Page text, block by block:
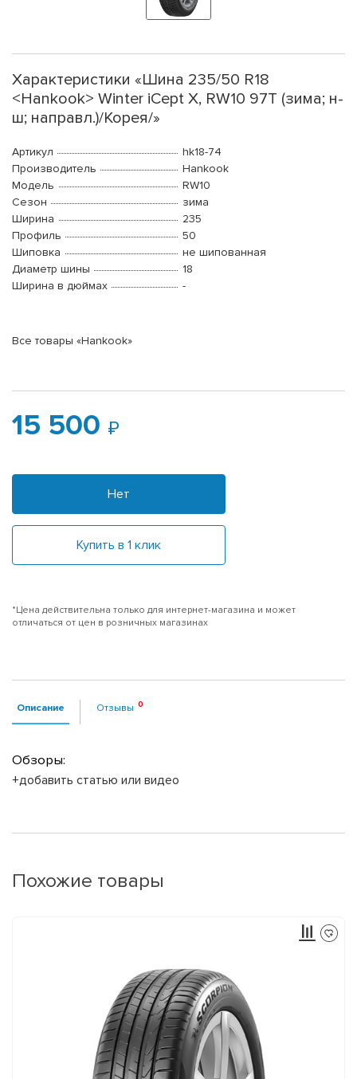
Характеристики «Шина 235/50 R18
<Hankook> Winter iCept X, RW10 97T (зима; н-
ш; направл.)/Корея/»
Артикул
hk18-74
Производитель
Hankook
Модель
RW10
Сезон
зима
Ширина
235
Профиль
50
Шиповка
не шипованная
Диаметр шины
18
Ширина в дюймах
-
Все товары «Hankook»
15 500
Нет
Купить в 1 клик
*Цена действительна только для интернет-магазина и может
отличаться от цен в розничных магазинах
Описание Отзывы
Обзоры:
+добавить статью или видео
Похожие товары